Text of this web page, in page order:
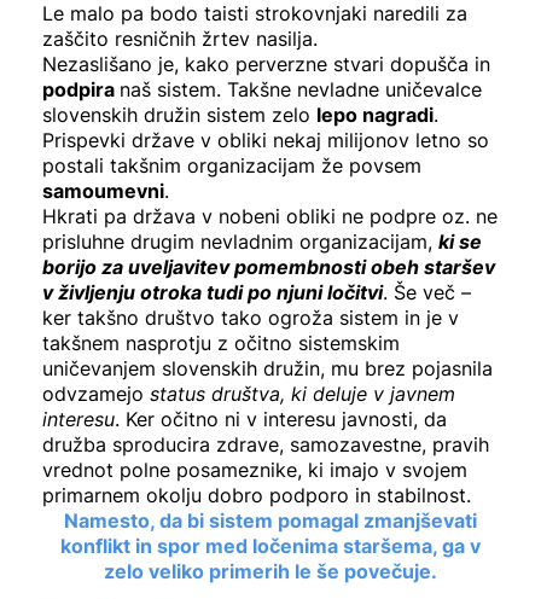
Le malo pa bodo taisti strokovnjaki naredili za
zaščito resničnih žrtev nasilja.
Nezaslišano je, kako perverzne stvari dopušča in
podpira naš sistem. Takšne nevladne uničevalce
slovenskih družin sistem zelo lepo nagradi.
Prispevki države v obliki nekaj milijonov letno so
postali takšnim organizacijam že povsem
samoumevni.
Hkrati pa država v nobeni obliki ne podpre oz. ne
prisluhne drugim nevladnim organizacijam, ki se
borijo za uveljavitev pomembnosti obeh staršev
v življenju otroka tudi po njuni ločitvi. Še več –
ker takšno društvo tako ogroža sistem in je v
takšnem nasprotju z očitno sistemskim
uničevanjem slovenskih družin, mu brez pojasnila
odvzamejo status društva, ki deluje v javnem
interesu. Ker očitno ni v interesu javnosti, da
družba sproducira zdrave, samozavestne, pravih
vrednot polne posameznike, ki imajo v svojem
primarnem okolju dobro podporo in stabilnost.
Namesto, da bi sistem pomagal zmanjševati
konflikt in spor med ločenima staršema, ga v
zelo veliko primerih le še povečuje.